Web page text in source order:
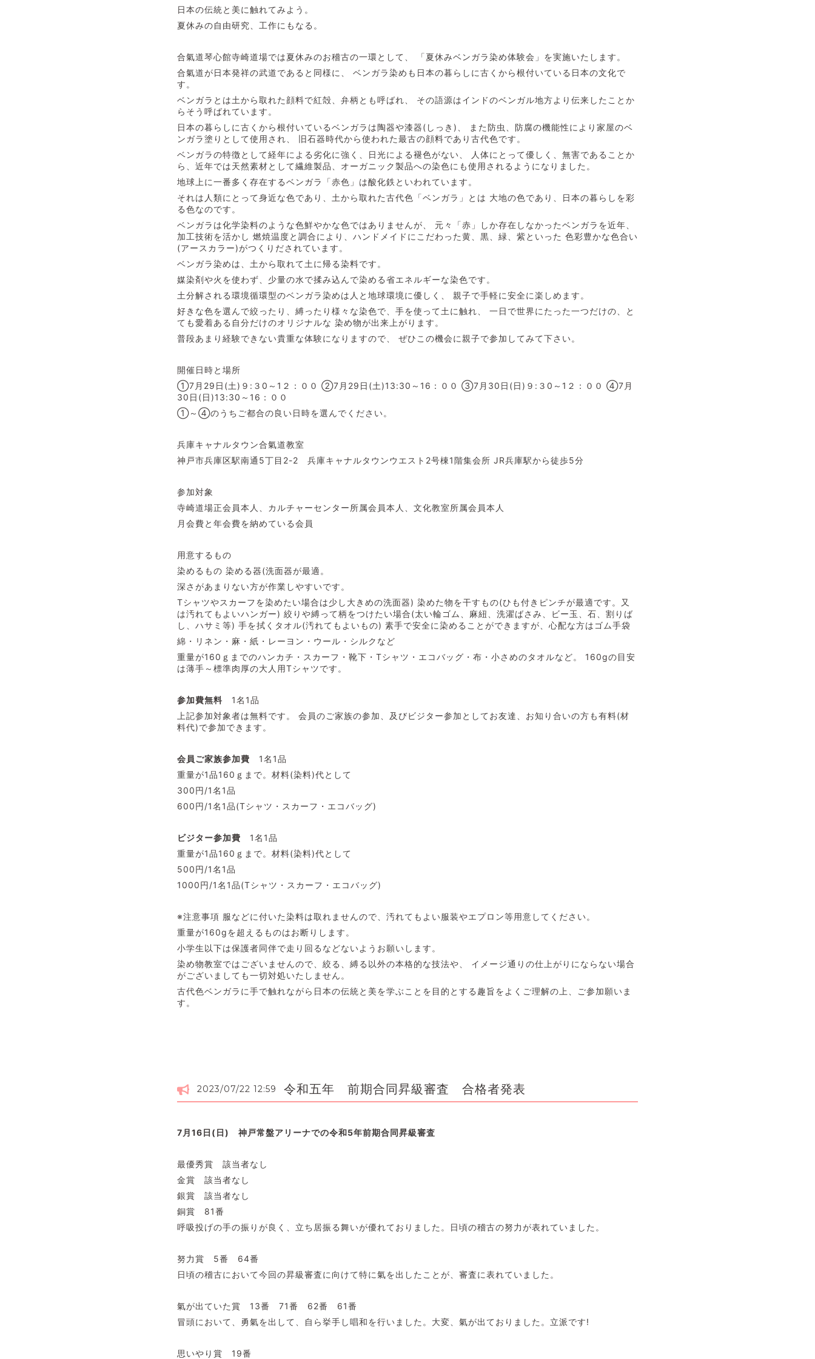
日本の伝統と美に触れてみよう。
夏休みの自由研究、工作にもなる。
合氣道琴心館寺崎道場では夏休みのお稽古の一環として、 「夏休みベンガラ染め体験会」を実施いたします。
合氣道が日本発祥の武道であると同様に、 ベンガラ染めも日本の暮らしに古くから根付いている日本の文化で
す。
ベンガラとは土から取れた顔料で紅殻、弁柄とも呼ばれ、 その語源はインドのベンガル地方より伝来したことか
らそう呼ばれています。
日本の暮らしに古くから根付いているベンガラは陶器や漆器(しっき)、 また防虫、防腐の機能性により家屋のベ
ンガラ塗りとして使用され、 旧石器時代から使われた最古の顔料であり古代色です。
ベンガラの特徴として経年による劣化に強く、日光による褪色がない、 人体にとって優しく、無害であることか
ら、近年では天然素材として繊維製品、オーガニック製品への染色にも使用されるようになりました。
地球上に一番多く存在するベンガラ「赤色」は酸化鉄といわれています。
それは人類にとって身近な色であり、土から取れた古代色「ベンガラ」とは 大地の色であり、日本の暮らしを彩
る色なのです。
ベンガラは化学染料のような色鮮やかな色ではありませんが、 元々「赤」しか存在しなかったベンガラを近年、
加工技術を活かし 燃焼温度と調合により、ハンドメイドにこだわった黄、黒、緑、紫といった 色彩豊かな色合い
(アースカラー)がつくりだされています。
ベンガラ染めは、土から取れて土に帰る染料です。
媒染剤や火を使わず、少量の水で揉み込んで染める省エネルギーな染色です。
土分解される環境循環型のベンガラ染めは人と地球環境に優しく、 親子で手軽に安全に楽しめます。
好きな色を選んで絞ったり、縛ったり様々な染色で、手を使って土に触れ、 一日で世界にたった一つだけの、と
ても愛着ある自分だけのオリジナルな 染め物が出来上がります。
普段あまり経験できない貴重な体験になりますので、 ぜひこの機会に親子で参加してみて下さい。
開催日時と場所
①7月29日(土)９:３0～1２：００ ➁7月29日(土)13:30～16：００ ③7月30日(日)９:３0～1２：００ ④7月
30日(日)13:30～16：００
①～④のうちご都合の良い日時を選んでください。
兵庫キャナルタウン合氣道教室
神戸市兵庫区駅南通5丁目2-2 兵庫キャナルタウンウエスト2号棟1階集会所 JR兵庫駅から徒歩5分
参加対象
寺崎道場正会員本人、カルチャーセンター所属会員本人、文化教室所属会員本人
月会費と年会費を納めている会員
用意するもの
染めるもの 染める器(洗面器が最適。
深さがあまりない方が作業しやすいです。
Tシャツやスカーフを染めたい場合は少し大きめの洗面器) 染めた物を干すもの(ひも付きピンチが最適です。又
は汚れてもよいハンガー) 絞りや縛って柄をつけたい場合(太い輪ゴム、麻紐、洗濯ばさみ、ビー玉、石、割りば
し、ハサミ等) 手を拭くタオル(汚れてもよいもの) 素手で安全に染めることができますが、心配な方はゴム手袋
綿・リネン・麻・紙・レーヨン・ウール・シルクなど
重量が160ｇまでのハンカチ・スカーフ・靴下・Tシャツ・エコバッグ・布・小さめのタオルなど。 160gの目安
は薄手～標準肉厚の大人用Tシャツです。
参加費無料 1名1品
上記参加対象者は無料です。 会員のご家族の参加、及びビジター参加としてお友達、お知り合いの方も有料(材
料代)で参加できます。
会員ご家族参加費 1名1品
重量が1品160ｇまで。材料(染料)代として
300円/1名1品
600円/1名1品(Tシャツ・スカーフ・エコバッグ)
ビジター参加費 1名1品
重量が1品160ｇまで。材料(染料)代として
500円/1名1品
1000円/1名1品(Tシャツ・スカーフ・エコバッグ)
※注意事項 服などに付いた染料は取れませんので、汚れてもよい服装やエプロン等用意してください。
重量が160gを超えるものはお断りします。
小学生以下は保護者同伴で走り回るなどないようお願いします。
染め物教室ではございませんので、絞る、縛る以外の本格的な技法や、 イメージ通りの仕上がりにならない場合
がございましても一切対処いたしません。
古代色ベンガラに手で触れながら日本の伝統と美を学ぶことを目的とする趣旨をよくご理解の上、ご参加願いま
す。
2023/07/22 12:59 令和五年 前期合同昇級審査 合格者発表
7月16日(日) 神戸常盤アリーナでの令和5年前期合同昇級審査
最優秀賞 該当者なし
金賞 該当者なし
銀賞 該当者なし
銅賞 81番
呼吸投げの手の振りが良く、立ち居振る舞いが優れておりました。日頃の稽古の努力が表れていました。
努力賞 5番 64番
日頃の稽古において今回の昇級審査に向けて特に氣を出したことが、審査に表れていました。
氣が出ていた賞 13番 71番 62番 61番
冒頭において、勇氣を出して、自ら挙手し唱和を行いました。大変、氣が出ておりました。立派です!
思いやり賞 19番